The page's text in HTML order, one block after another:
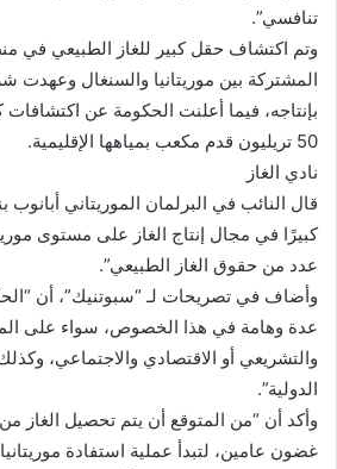
تنافسي”.
وتم اكتشاف حقل كبير للغاز الطبيعي في
المشتركة بين موريتانيا والسنغال وعهدت
بإنتاجه، فيما أعلنت الحكومة عن
50 تريليون قدم مكعب بمياهها الإقليمية.
نادي الغاز
قال النائب في البرلمان الموريتاني أبانوب
كبيرًا في مجال إنتاج الغاز على مستوى
عدد من حقوق الغاز الطبيعي”.
وأضاف في تصريحات لـ “سبوتنيك”، أن
عدة وهامة في هذا الخصوص، سواء على
والتشريعي أو الاقتصادي والاجتماعي،
الدولية”.
وأكد أن “من المتوقع أن يتم تحصيل الغاز
غضون عامين، لتبدأ عملية استفادة